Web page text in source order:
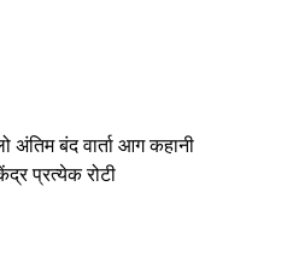
अंतिम बंद वार्ता आग कहानी
प्रत्येक रोटी